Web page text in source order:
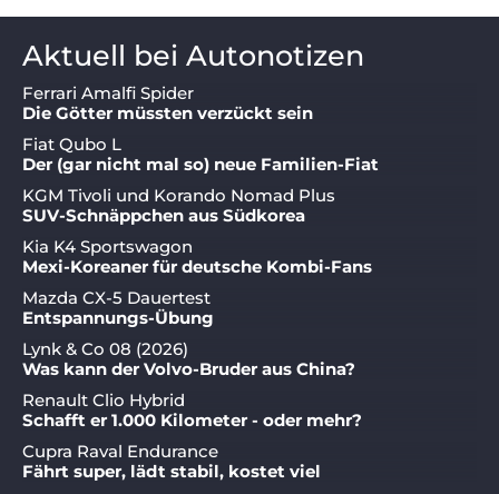
Aktuell bei Autonotizen
Ferrari Amalfi Spider
Die Götter müssten verzückt sein
Fiat Qubo L
Der (gar nicht mal so) neue Familien-Fiat
KGM Tivoli und Korando Nomad Plus
SUV-Schnäppchen aus Südkorea
Kia K4 Sportswagon
Mexi-Koreaner für deutsche Kombi-Fans
Mazda CX-5 Dauertest
Entspannungs-Übung
Lynk & Co 08 (2026)
Was kann der Volvo-Bruder aus China?
Renault Clio Hybrid
Schafft er 1.000 Kilometer - oder mehr?
Cupra Raval Endurance
Fährt super, lädt stabil, kostet viel